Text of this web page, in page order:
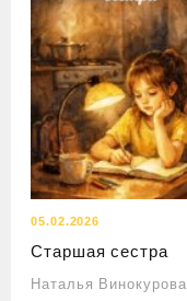
05.02.2026
Старшая сестра
Наталья Винокурова